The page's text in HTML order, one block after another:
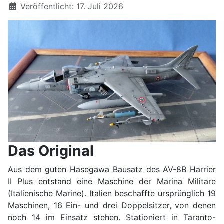
Details
Veröffentlicht: 17. Juli 2026
Das Original
Aus dem guten Hasegawa Bausatz des AV-8B Harrier
II Plus entstand eine Maschine der Marina Militare
(Italienische Marine). Italien beschaffte ursprünglich 19
Maschinen, 16 Ein- und drei Doppelsitzer, von denen
noch 14 im Einsatz stehen. Stationiert in Taranto-